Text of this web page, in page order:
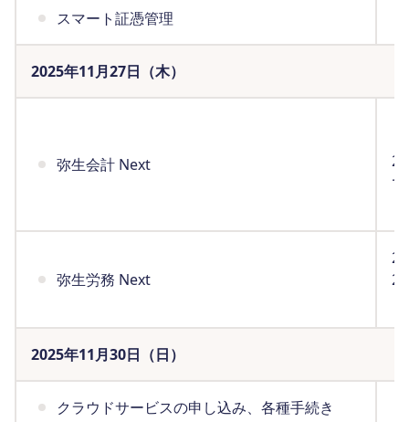
スマート証憑管理
2025年11月27日（木）
弥生会計 Next
で
弥生労務 Next
2025年11月30日（日）
クラウドサービスの申し込み、各種手続き